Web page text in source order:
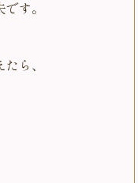
す。
ら、